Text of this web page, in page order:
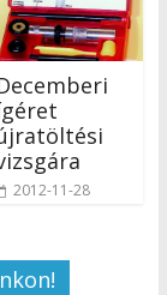
2012-11-28